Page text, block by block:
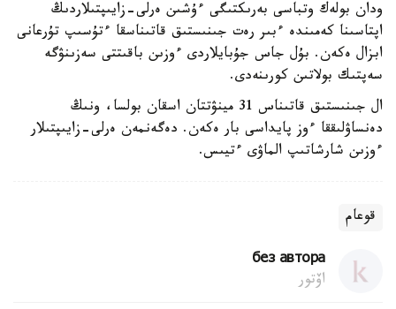
ودان بولەك وتباسى بەرىكتىگى ءۇشىن ەرلى-زايىپتىلاردىڭ
اپتاسىنا كەمىندە ءبىر رەت جىنىستىق قاتىناسقا ءتۇسىپ تۇرعانى
ابزال ەكەن. بۇل جاس جۇبايلاردى ءوزىن باقىتتى سەزىنۋگە
سەپتىك بولاتىن كورىنەدى.
ال جىنىستىق قاتىناس 31 مينۋتتان اسقان بولسا، ونىڭ
دەنساۋلىققا ءوز پايداسى بار ەكەن. دەگەنمەن ەرلى-زايىپتىلار
ءوزىن شارشاتىپ الماۋى ءتيىس.
قوعام
без автора
اۆتور